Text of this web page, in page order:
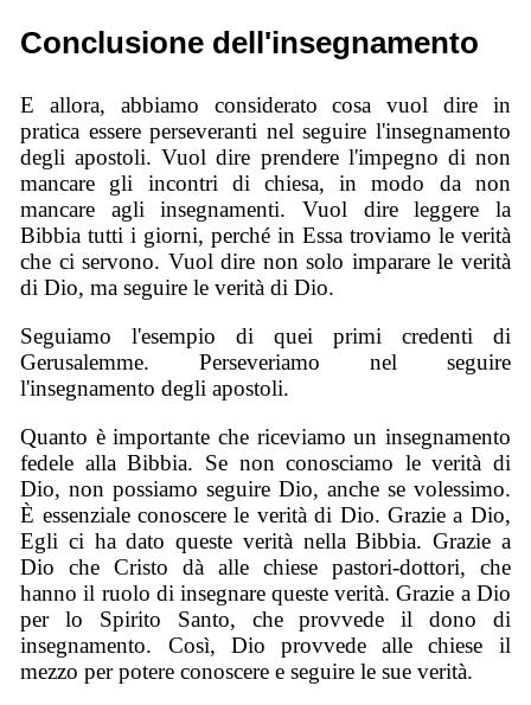
Conclusione dell'insegnamento
E allora, abbiamo considerato cosa vuol dire in
pratica essere perseveranti nel seguire l'insegnamento
degli apostoli. Vuol dire prendere l'impegno di non
mancare gli incontri di chiesa, in modo da non
mancare agli insegnamenti. Vuol dire leggere la
Bibbia tutti i giorni, perché in Essa troviamo le verità
che ci servono. Vuol dire non solo imparare le verità
di Dio, ma seguire le verità di Dio.
Seguiamo l'esempio di quei primi credenti di
Gerusalemme. Perseveriamo nel seguire
l'insegnamento degli apostoli.
Quanto è importante che riceviamo un insegnamento
fedele alla Bibbia. Se non conosciamo le verità di
Dio, non possiamo seguire Dio, anche se volessimo.
È essenziale conoscere le verità di Dio. Grazie a Dio,
Egli ci ha dato queste verità nella Bibbia. Grazie a
Dio che Cristo dà alle chiese pastori-dottori, che
hanno il ruolo di insegnare queste verità. Grazie a Dio
per lo Spirito Santo, che provvede il dono di
insegnamento. Così, Dio provvede alle chiese il
mezzo per potere conoscere e seguire le sue verità.